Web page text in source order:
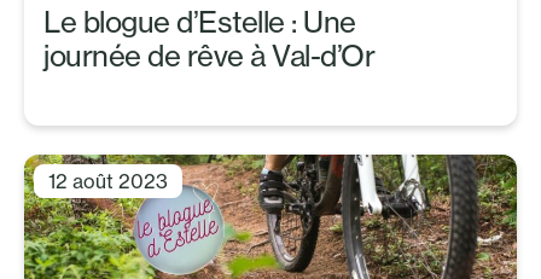
Le blogue d’Estelle : Une
journée de rêve à Val-d’Or
12 août 2023